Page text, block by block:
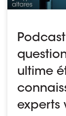
Podcast
ultime
experts